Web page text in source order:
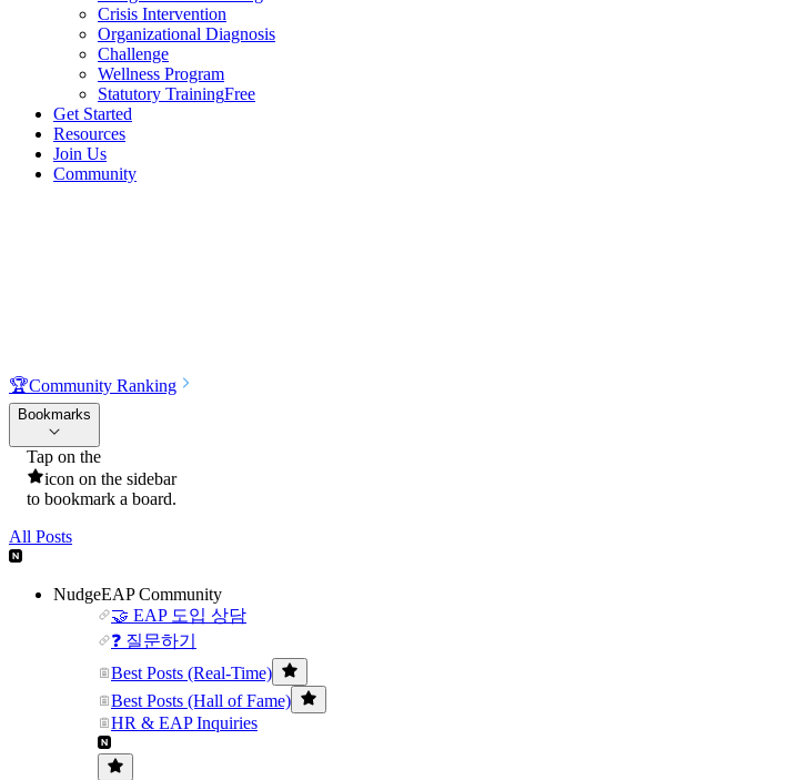
Crisis Intervention
Organizational Diagnosis
Challenge
Wellness Program
Statutory TrainingFree
Get Started
Resources
Join Us
Community
🏆Community Ranking
Bookmarks
Tap on the
icon on the sidebar
to bookmark a board.
All Posts
NudgeEAP Community
🤝 EAP 도입 상담
❓ 질문하기
Best Posts (Real-Time)
Best Posts (Hall of Fame)
HR & EAP Inquiries